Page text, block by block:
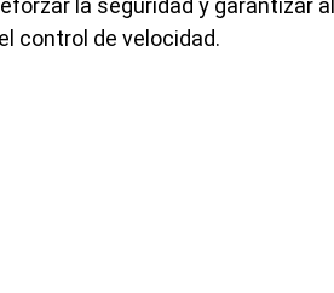
la seguridad y garantizar
control de velocidad.